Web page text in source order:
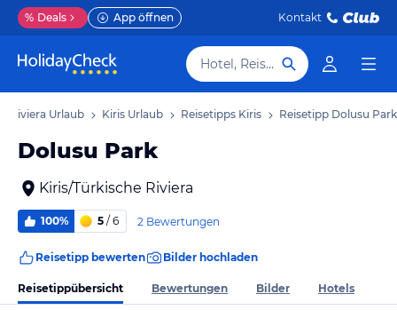
% Deals App öffnen Kontakt
Hotel, Reiseziel
Riviera Urlaub Kiris Urlaub Reisetipps Kiris Reisetipp Dolusu Park
Dolusu Park
Kiris/Türkische Riviera
100% 5 / 6 2 Bewertungen
Reisetipp bewerten Bilder hochladen
Reisetippübersicht Bewertungen Bilder Hotels